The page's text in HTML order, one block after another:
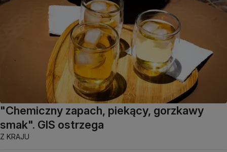
"Chemiczny zapach, piekący, gorzkawy
smak". GIS ostrzega
Z KRAJU